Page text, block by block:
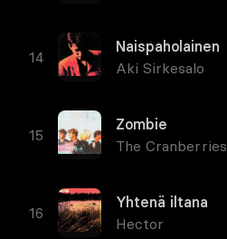
Naispaholainen
Aki Sirkesalo
Zombie
The Cranberries
Yhtenä iltana
Hector